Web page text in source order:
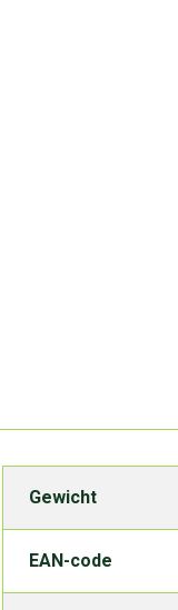
Gewicht
EAN-code